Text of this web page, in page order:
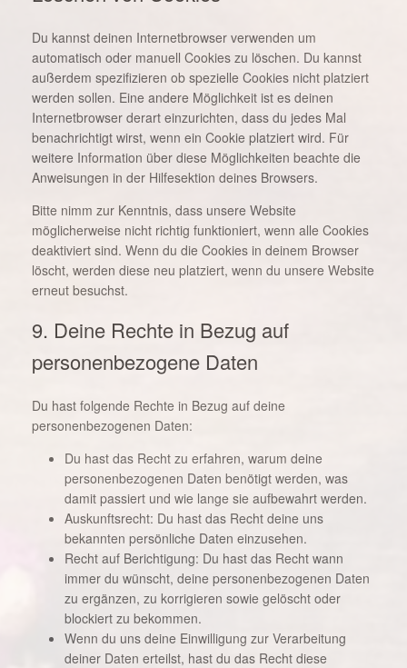
Du kannst deinen Internetbrowser verwenden um
automatisch oder manuell Cookies zu löschen. Du kannst
außerdem spezifizieren ob spezielle Cookies nicht platziert
werden sollen. Eine andere Möglichkeit ist es deinen
Internetbrowser derart einzurichten, dass du jedes Mal
benachrichtigt wirst, wenn ein Cookie platziert wird. Für
weitere Information über diese Möglichkeiten beachte die
Anweisungen in der Hilfesektion deines Browsers.
Bitte nimm zur Kenntnis, dass unsere Website
möglicherweise nicht richtig funktioniert, wenn alle Cookies
deaktiviert sind. Wenn du die Cookies in deinem Browser
löscht, werden diese neu platziert, wenn du unsere Website
erneut besuchst.
9. Deine Rechte in Bezug auf
personenbezogene Daten
Du hast folgende Rechte in Bezug auf deine
personenbezogenen Daten:
Du hast das Recht zu erfahren, warum deine
personenbezogenen Daten benötigt werden, was
damit passiert und wie lange sie aufbewahrt werden.
Auskunftsrecht: Du hast das Recht deine uns
bekannten persönliche Daten einzusehen.
Recht auf Berichtigung: Du hast das Recht wann
immer du wünscht, deine personenbezogenen Daten
zu ergänzen, zu korrigieren sowie gelöscht oder
blockiert zu bekommen.
Wenn du uns deine Einwilligung zur Verarbeitung
deiner Daten erteilst, hast du das Recht diese